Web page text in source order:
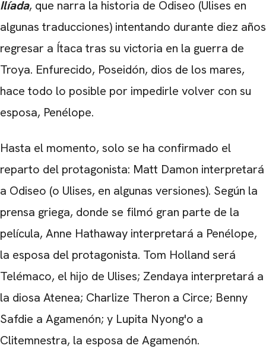
Ilíada, que narra la historia de Odiseo (Ulises en
algunas traducciones) intentando durante diez años
regresar a Ítaca tras su victoria en la guerra de
Troya. Enfurecido, Poseidón, dios de los mares,
hace todo lo posible por impedirle volver con su
esposa, Penélope.
Hasta el momento, solo se ha confirmado el
reparto del protagonista: Matt Damon interpretará
a Odiseo (o Ulises, en algunas versiones). Según la
prensa griega, donde se filmó gran parte de la
película, Anne Hathaway interpretará a Penélope,
la esposa del protagonista. Tom Holland será
Telémaco, el hijo de Ulises; Zendaya interpretará a
la diosa Atenea; Charlize Theron a Circe; Benny
Safdie a Agamenón; y Lupita Nyong'o a
Clitemnestra, la esposa de Agamenón.